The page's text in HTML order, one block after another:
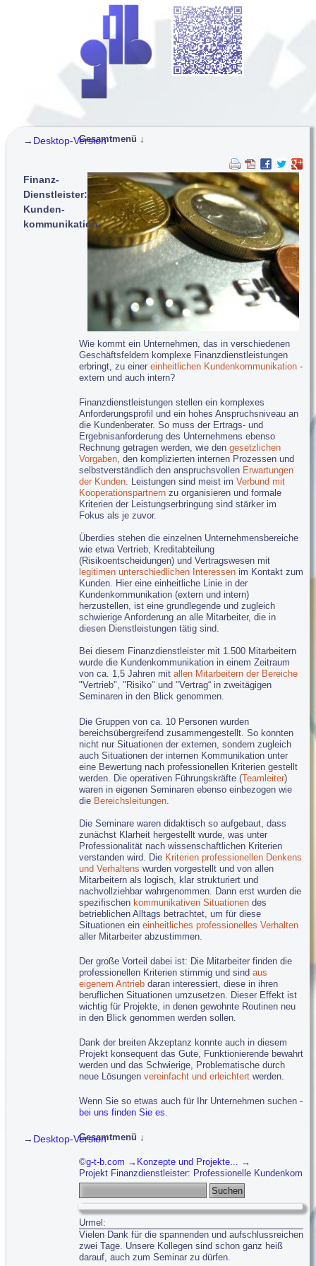
→ Desktop-VersionGesamtmenü ↓
Konzepte und Projekte...
C▪R▪Q®: Leitkonzept Professionalität
Service-Dienstleister: Neuausrichtung
Finanzdienstleister: Kundenkommunikation
Rettungsdienst: Train the Trainer
Stadtverwaltung: Organisationsentwicklung
Hotline-Service: Training
Training...
C▪R▪Q®Professioneller Kundenservice
C▪R▪Q
Professionell Führen
C▪R▪Q®Professioneller Vertrieb
C▪R▪Q®in Heil- und Pflegeberufen...
C▪R▪Q®Individuelle Konzepte
Coaching...
Tipps für Vorträge und Veranstaltungen...
Führungskultur bewusst gestalten
Professionalität aktiv entwickeln
g-t-b-Nichtrauchertag: Diesmal gilt's
Nehmen Sie sich Zuckerfrei!
g-t-b-Kontakt 0651 99 90 900
g-t-b-Anfrageformular
Datenschutz/Haftung
E-Mail an Webmaster
www.c-r-q.com
Finanz-
Dienstleister:
Kunden-
kommunikation
Wie kommt ein Unternehmen, das in verschiedenen
Geschäftsfeldern komplexe Finanzdienstleistungen
erbringt, zu einereinheitlichen Kundenkommunikation -
extern und auch intern?
Finanzdienstleistungen stellen ein komplexes
Anforderungsprofil und ein hohes Anspruchsniveau an
die Kundenberater. So muss der Ertrags- und
Ergebnisanforderung des Unternehmens ebenso
Rechnung getragen werden, wie dengesetzlichen
Vorgaben, den komplizierten internen Prozessen und
selbstverständlich den anspruchsvollen Erwartungen
der Kunden. Leistungen sind meist imVerbund mit
Kooperationspartnern zu organisieren und formale
Kriterien der Leistungserbringung sind stärker im
Fokus als je zuvor.
Überdies stehen die einzelnen Unternehmensbereiche
wie etwa Vertrieb, Kreditabteilung
(Risikoentscheidungen) und Vertragswesen mit
legitimen unterschiedlichen Interessen im Kontakt zum
Kunden. Hier eine einheitliche Linie in der
Kundenkommunikation (extern und intern)
herzustellen, ist eine grundlegende und zugleich
schwierige Anforderung an alle Mitarbeiter, die in
diesen Dienstleistungen tätig sind.
Bei diesem Finanzdienstleister mit 1.500 Mitarbeitern
wurde die Kundenkommunikation in einem Zeitraum
von ca. 1,5 Jahren mitallen Mitarbeitern der Bereiche
"Vertrieb", "Risiko" und "Vertrag“ in zweitägigen
Seminaren in den Blick genommen.
Die Gruppen von ca. 10 Personen wurden
bereichsübergreifend zusammengestellt. So konnten
nicht nur Situationen der externen, sondern zugleich
auch Situationen der internen Kommunikation unter
eine Bewertung nach professionellen Kriterien gestellt
werden. Die operativen Führungskräfte (Teamleiter)
waren in eigenen Seminaren ebenso einbezogen wie
die Bereichsleitungen
Die Seminare waren didaktisch so aufgebaut, dass
zunächst Klarheit hergestellt wurde, was unter
Professionalität nach wissenschaftlichen Kriterien
verstanden wird. Die Kriterien professionellen Denkens
und Verhaltens wurden vorgestellt und von allen
Mitarbeitern als logisch, klar strukturiert und
nachvollziehbar wahrgenommen. Dann erst wurden die
spezifischenkommunikativen Situationen des
betrieblichen Alltags betrachtet, um für diese
Situationen eineinheitliches professionelles Verhalten
aller Mitarbeiter abzustimmen.
Der große Vorteil dabei ist: Die Mitarbeiter finden die
professionellen Kriterien stimmig und sindaus
eigenem Antrieb daran interessiert, diese in ihren
beruflichen Situationen umzusetzen. Dieser Effekt ist
wichtig für Projekte, in denen gewohnte Routinen neu
in den Blick genommen werden sollen.
Dank der breiten Akzeptanz konnte auch in diesem
Projekt konsequent das Gute, Funktionierende bewahrt
werden und das Schwierige, Problematische durch
neue Lösungenvereinfacht und erleichtert werden.
Wenn Sie so etwas auch für Ihr Unternehmen suchen -
bei uns finden Sie es.
→ Desktop-VersionGesamtmenü ↓
Navigation überspringen
g-t-b: gestalten - trainieren - beraten
Konzepte und Projekte...
C▪R▪Q®: Leitkonzept Professionalität
Service-Dienstleister: Neuausrichtung
Finanzdienstleister: Kundenkommunikation
Rettungsdienst: Train the Trainer
Stadtverwaltung: Organisationsentwicklung
g-t-b.com
Konzepte und Projekte...
Projekt Finanzdienstleister: Professionelle
Suchbegriffe
Urmel:
Vielen Dank für die spannenden und aufschlussreichen
zwei Tage. Unsere Kollegen sind schon ganz heiß
darauf, auch zum Seminar zu dürfen.